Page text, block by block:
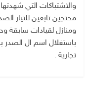
والاشتباكات التي
محتجين تابعين للتيار
ومنازل لقيادات سابقة
باستغلال اسم ال
تجارية .